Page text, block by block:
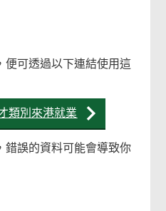
便可透過以下連結使用這
類別來港就業
錯誤的資料可能會導致你